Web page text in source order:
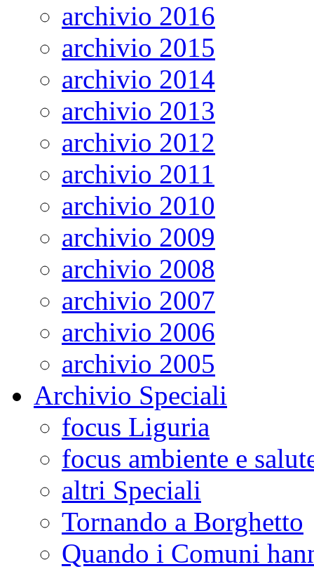
archivio 2016
archivio 2015
archivio 2014
archivio 2013
archivio 2012
archivio 2011
archivio 2010
archivio 2009
archivio 2008
archivio 2007
archivio 2006
archivio 2005
Archivio Speciali
focus Liguria
focus ambiente e
altri Speciali
Tornando a Borghetto
Quando i Comuni